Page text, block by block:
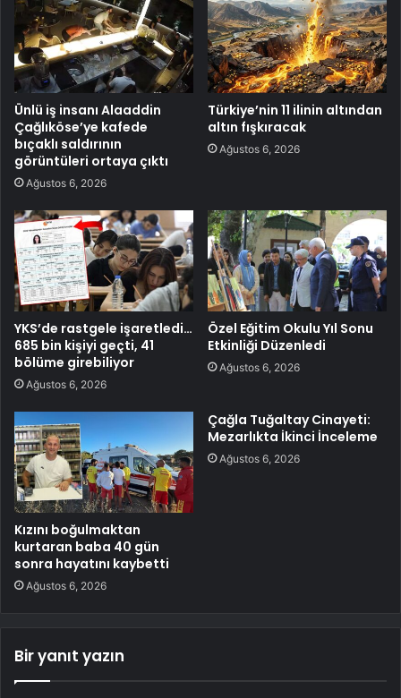
Ünlü iş insanı Alaaddin
Çağlıköse’ye kafede
bıçaklı saldırının
görüntüleri ortaya çıktı
Ağustos 6, 2026
Türkiye’nin 11 ilinin altından
altın fışkıracak
Ağustos 6, 2026
YKS’de rastgele işaretledi…
685 bin kişiyi geçti, 41
bölüme girebiliyor
Ağustos 6, 2026
Özel Eğitim Okulu Yıl Sonu
Etkinliği Düzenledi
Ağustos 6, 2026
Kızını boğulmaktan
kurtaran baba 40 gün
sonra hayatını kaybetti
Ağustos 6, 2026
Çağla Tuğaltay Cinayeti:
Mezarlıkta İkinci İnceleme
Ağustos 6, 2026
Bir yanıt yazın